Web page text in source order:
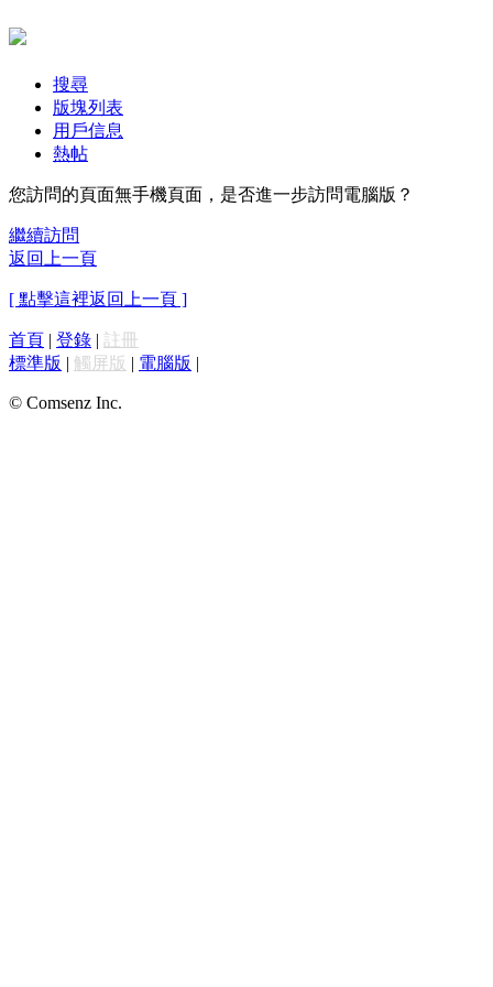
搜尋
版塊列表
用戶信息
熱帖
您訪問的頁面無手機頁面，是否進一步訪問電腦版？
繼續訪問
返回上一頁
[ 點擊這裡返回上一頁 ]
首頁 | 登錄 | 註冊
標準版 | 觸屏版 | 電腦版 |
© Comsenz Inc.